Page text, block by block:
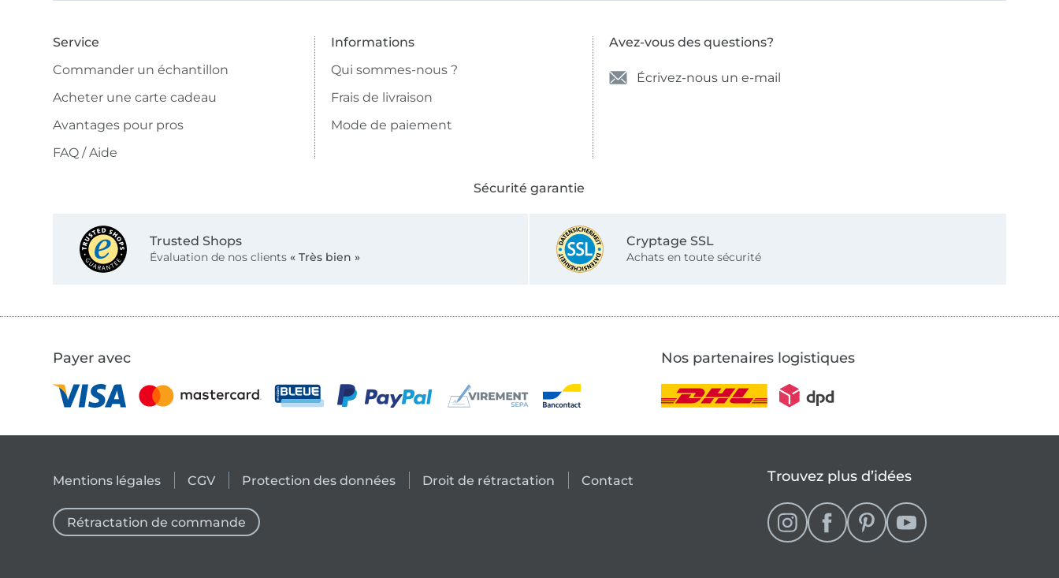
Service
Commander un échantillon
Acheter une carte cadeau
Avantages pour pros
FAQ / Aide
Informations
Qui sommes-nous ?
Frais de livraison
Mode de paiement
Avez-vous des questions?
Écrivez-nous un e-mail
Sécurité garantie
Trusted Shops
Évaluation de nos clients « Très bien »
Cryptage SSL
Achats en toute sécurité
Payer avec Nos partenaires logistiques
Mentions légales CGV Protection des données Droit de rétractation Contact
Rétractation de commande
Trouvez plus d’idées